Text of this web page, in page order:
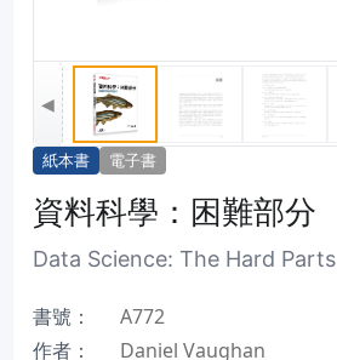
◀
紙本書 電子書
資料科學：困難部分
Data Science: The Hard Parts
書號：
A772
作者：
Daniel Vaughan